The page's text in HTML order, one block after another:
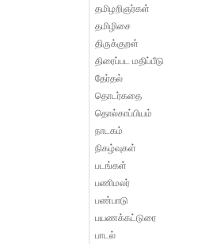
தமிழறிஞர்கள்
தமிழிசை
திருக்குறள்
திரைப்பட மதிப்பீடு
தேர்தல்
தொடர்கதை
தொல்காப்பியம்
நாடகம்
நிகழ்வுகள்
படங்கள்
பணிமலர்
பண்பாடு
பயணக்கட்டுரை
பாடல்